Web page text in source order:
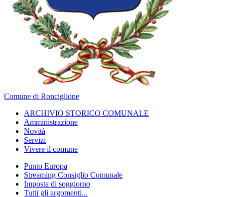
Comune di Ronciglione
ARCHIVIO STORICO COMUNALE
Amministrazione
Novità
Servizi
Vivere il comune
Punto Europa
Streaming Consiglio Comunale
Imposta di soggiorno
Tutti gli argomenti...